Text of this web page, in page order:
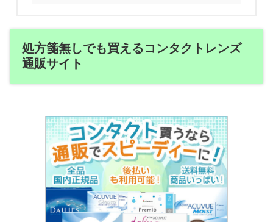
処方箋無しでも買えるコンタクトレンズ
通販サイト